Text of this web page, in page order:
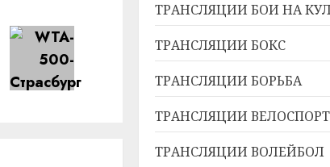
ТРАНСЛЯЦИИ БОИ НА
ТРАНСЛЯЦИИ БОКС
ТРАНСЛЯЦИИ БОРЬБА
ТРАНСЛЯЦИИ ВЕЛОСПОРТ
ТРАНСЛЯЦИИ ВОЛЕЙБОЛ